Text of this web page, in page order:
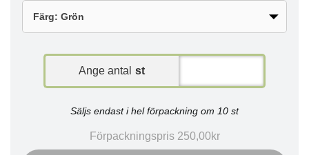
Ange antal st
Säljs endast i hel förpackning om 10 st
Förpackningspris 250,00kr